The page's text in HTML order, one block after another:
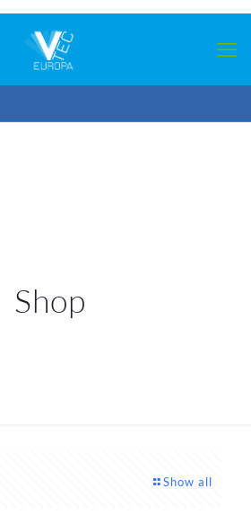
Shop
Show all